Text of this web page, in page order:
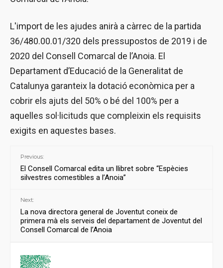
L'import de les ajudes anirà a càrrec de la partida
36/480.00.01/320 dels pressupostos de 2019 i de
2020 del Consell Comarcal de l’Anoia. El
Departament d’Educació de la Generalitat de
Catalunya garanteix la dotació econòmica per a
cobrir els ajuts del 50% o bé del 100% per a
aquelles sol·licituds que compleixin els requisits
exigits en aquestes bases.
Previous:
El Consell Comarcal edita un llibret sobre “Espècies
silvestres comestibles a l’Anoia”
Next:
La nova directora general de Joventut coneix de
primera mà els serveis del departament de Joventut del
Consell Comarcal de l’Anoia